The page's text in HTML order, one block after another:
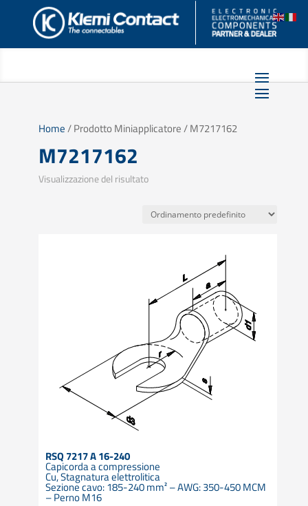
Home/ Prodotto Miniapplicatore / M7217162
M7217162
Visualizzazione del risultato
RSQ 7217 A 16-240
Capicorda a compressione
Cu, Stagnatura elettrolitica
Sezione cavo: 185-240 mm² – AWG: 350-450 MCM
– Perno M16